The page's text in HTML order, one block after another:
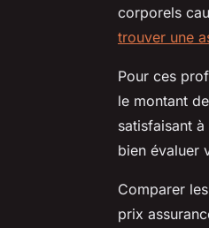
corporels
trouver une
Pour ces
le montant
satisfaisant
bien évaluer
Comparer
prix